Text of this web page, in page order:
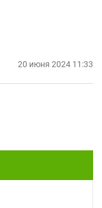
20 июня 2024 11:33